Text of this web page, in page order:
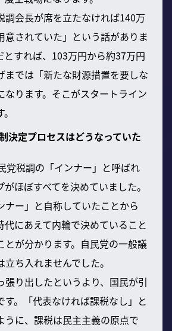
調会長が席を立たなければ140万
意されていた」という話がありま
とすれば、103万円から約37万円
までは「新たな財源措置を要しな
なります。そこがスタートライン
決定プロセスはどうなっていた
党税調の「インナー」と呼ばれ
ほぼすべてを決めていました。
ナー」と自称していたことから
代にあえて内輪で決めていること
とが分かります。自民党の一般議
ち入れませんでした。
張り出したというより、国民が引
す。「代表なければ課税なし」と
うに、課税は民主主義の原点で